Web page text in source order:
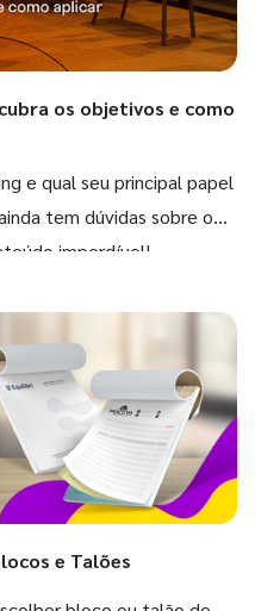
os objetivos e como
e qual seu principal papel
tem dúvidas sobre o
imperdível!
e Talões